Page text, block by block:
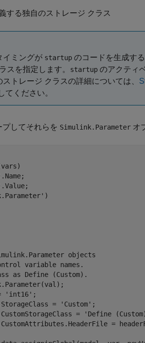
する独自のストレージ クラス
イミングが startup のコードを生成す
スを指定します。 startup のアクティ
トレージ クラスの詳細については、
てください。
してそれらを Simulink.Parameter オ
)
objects
variable names.
as Define (Custom).
'int16' ;
=
'Custom' ;
=
'Define